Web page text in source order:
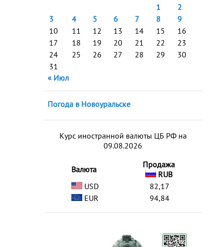
1
2
3
4 5 6 7 8
9
10
11 12 13 14 15
16
17
18 19 20 21 22
23
24
25 26 27 28 29
30
31
« Июл
Погода в Новоуральске
Курс иностранной валюты ЦБ РФ на
09.08.2026
Валюта
Продажа
RUB
USD
82,17
EUR
94,84